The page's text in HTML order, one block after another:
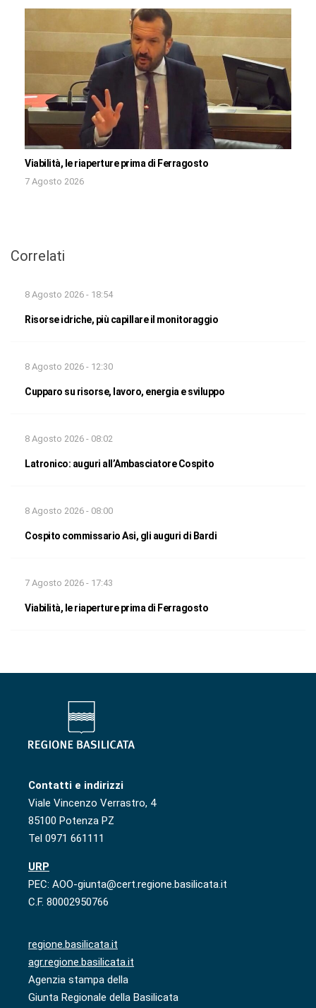
Viabilità, le riaperture prima di Ferragosto
7 Agosto 2026
Correlati
8 Agosto 2026 - 18:54
Risorse idriche, più capillare il monitoraggio
8 Agosto 2026 - 12:30
Cupparo su risorse, lavoro, energia e sviluppo
8 Agosto 2026 - 08:02
Latronico: auguri all’Ambasciatore Cospito
8 Agosto 2026 - 08:00
Cospito commissario Asi, gli auguri di Bardi
7 Agosto 2026 - 17:43
Viabilità, le riaperture prima di Ferragosto
Contatti e indirizzi
Viale Vincenzo Verrastro, 4
85100 Potenza PZ
Tel 0971 661111
URP
PEC: AOO-giunta@cert.regione.basilicata.it
C.F. 80002950766
regione.basilicata.it
agr.regione.basilicata.it
Agenzia stampa della
Giunta Regionale della Basilicata